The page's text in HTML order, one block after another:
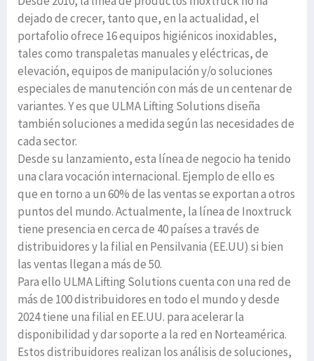
dejado de crecer, tanto que, en la actualidad, el
portafolio ofrece 16 equipos higiénicos inoxidables,
tales como transpaletas manuales y eléctricas, de
elevación, equipos de manipulación y/o soluciones
especiales de manutención con más de un centenar de
variantes. Y es que ULMA Lifting Solutions diseña
también soluciones a medida según las necesidades de
cada sector.
Desde su lanzamiento, esta línea de negocio ha tenido
una clara vocación internacional. Ejemplo de ello es
que en torno a un 60% de las ventas se exportan a otros
puntos del mundo. Actualmente, la línea de Inoxtruck
tiene presencia en cerca de 40 países a través de
distribuidores y la filial en Pensilvania (EE.UU) si bien
las ventas llegan a más de 50.
Para ello ULMA Lifting Solutions cuenta con una red de
más de 100 distribuidores en todo el mundo y desde
2024 tiene una filial en EE.UU. para acelerar la
disponibilidad y dar soporte a la red en Norteamérica.
Estos distribuidores realizan los análisis de soluciones,